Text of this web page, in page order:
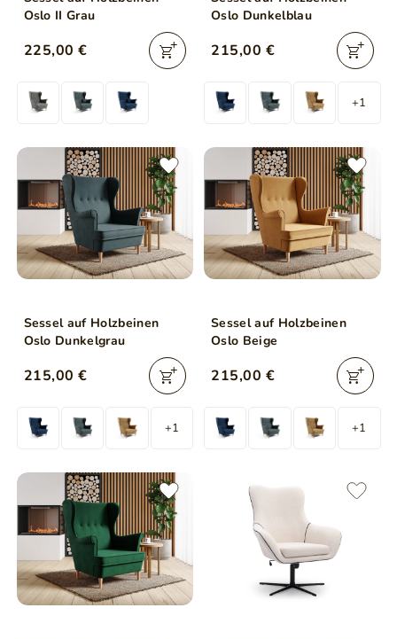
Oslo II Grau
225,00 €
Oslo Dunkelblau
215,00 €
+1
Sessel auf Holzbeinen
Oslo Dunkelgrau
215,00 €
+1
Sessel auf Holzbeinen
Oslo Beige
215,00 €
+1